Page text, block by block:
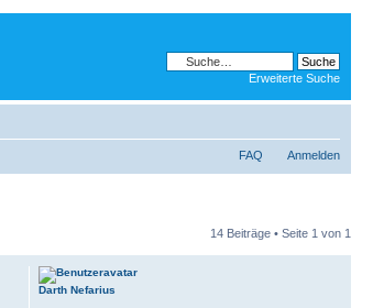
Erweiterte Suche
FAQ Anmelden
14 Beiträge • Seite 1 von 1
Darth Nefarius